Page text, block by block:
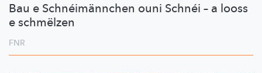
Bau e Schnéimännchen ouni Schnéi – a looss
e schmëlzen
FNR